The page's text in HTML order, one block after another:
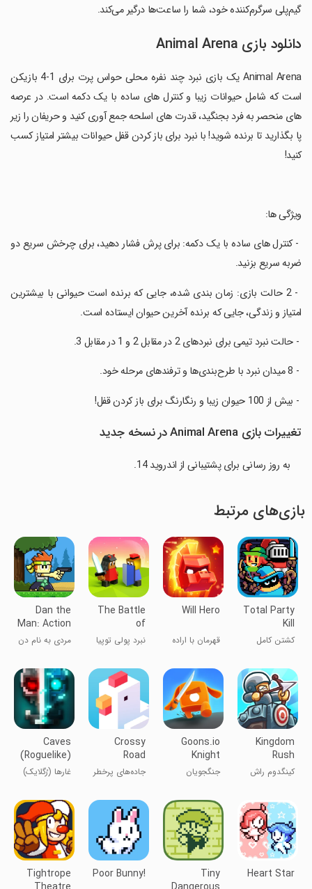
گیم‌پلی سرگرم‌کننده خود، شما را ساعت‌ها درگیر می‌کند.
دانلود بازی Animal Arena
Animal Arena یک بازی نبرد چند نفره محلی حواس پرت برای 1-4 بازیکن
است که شامل حیوانات زیبا و کنترل های ساده با یک دکمه است. در عرصه
های منحصر به فرد بجنگید، قدرت های اسلحه جمع آوری کنید و حریفان را زیر
پا بگذارید تا برنده شوید! با نبرد برای باز کردن قفل حیوانات بیشتر امتیاز کسب
کنید!
‏ویژگی ها:
‏ - کنترل های ساده با یک دکمه: برای پرش فشار دهید، برای چرخش سریع دو
ضربه سریع بزنید.
‏ - 2 حالت بازی: زمان بندی شده، جایی که برنده است حیوانی با بیشترین
امتیاز و زندگی، جایی که برنده آخرین حیوان ایستاده است.
‏ - حالت نبرد تیمی برای نبردهای 2 در مقابل 2 و 1 در مقابل 3.
‏ - 8 میدان نبرد با طرح‌بندی‌ها و ترفندهای مرحله خود.
‏ - بیش از 100 حیوان زیبا و رنگارنگ برای باز کردن قفل!
تغییرات بازی Animal Arena در نسخه جدید
به روز رسانی برای پشتیبانی از اندروید 14.
بازی‌های مرتبط
Total Party
Kill
کشتن کامل
Will Hero
قهرمان با اراده
The Battle
of
Polytopia
نبرد پولی توپیا
Dan the
Man: Action
Platformer
مردی به نام دن
Kingdom
Rush
Tower
Defense
کینگدوم راش
Goons.io
Knight
Warriors
جنگجویان
Crossy
Road
جاده‌های پرخطر
Caves
(Roguelike)
غارها (رُگلایک)
Heart Star
Tiny
Poor Bunny!
Tightrope